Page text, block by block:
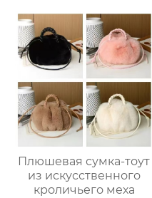
Плюшевая сумка-тоут
из искусственного
кроличьего меха